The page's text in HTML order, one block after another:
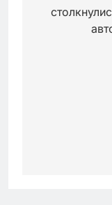
записям